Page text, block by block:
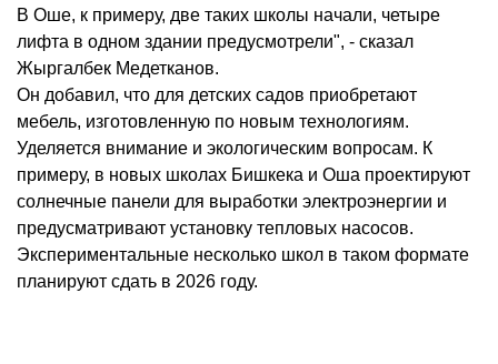
В Оше, к примеру, две таких школы начали, четыре
лифта в одном здании предусмотрели", - сказал
Жыргалбек Медетканов.
Он добавил, что для детских садов приобретают
мебель, изготовленную по новым технологиям.
Уделяется внимание и экологическим вопросам. К
примеру, в новых школах Бишкека и Оша проектируют
солнечные панели для выработки электроэнергии и
предусматривают установку тепловых насосов.
Экспериментальные несколько школ в таком формате
планируют сдать в 2026 году.